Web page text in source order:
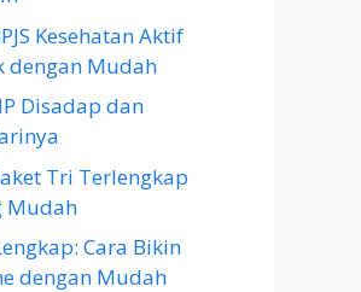
Kesehatan Aktif
dengan Mudah
Disadap dan
Tri Terlengkap
Mudah
Cara Bikin
dengan Mudah